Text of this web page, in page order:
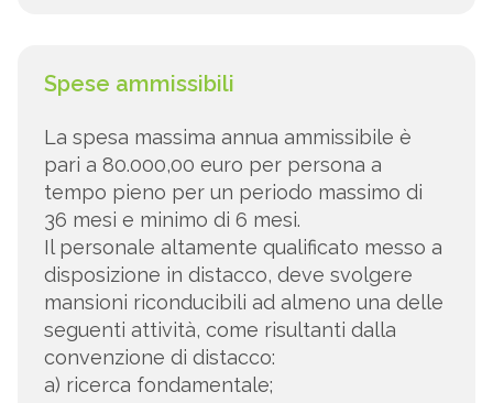
Spese ammissibili
La spesa massima annua ammissibile è
pari a 80.000,00 euro per persona a
tempo pieno per un periodo massimo di
36 mesi e minimo di 6 mesi.
Il personale altamente qualificato messo a
disposizione in distacco, deve svolgere
mansioni riconducibili ad almeno una delle
seguenti attività, come risultanti dalla
convenzione di distacco:
a) ricerca fondamentale;